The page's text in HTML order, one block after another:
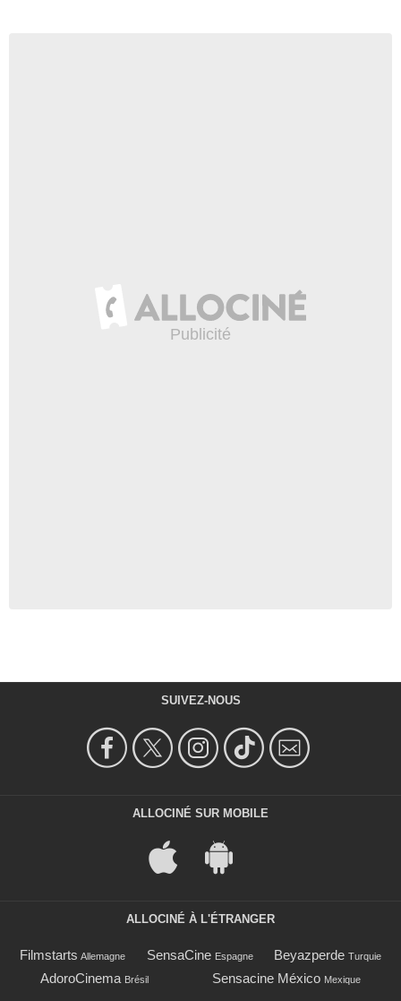
SUIVEZ-NOUS
ALLOCINÉ SUR MOBILE
ALLOCINÉ À L'ÉTRANGER
Filmstarts Allemagne SensaCine Espagne Beyazperde Turquie
AdoroCinema Brésil Sensacine México Mexique